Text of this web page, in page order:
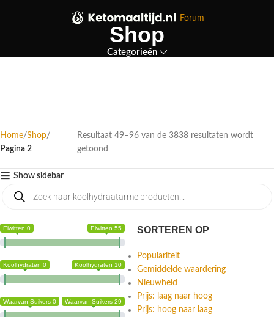
Forum
Shop
Categorieën
Home Shop
Pagina 2
Resultaat 49–96 van de 3838 resultaten wordt
getoond
Show sidebar
Eiwitten 0 Eiwitten 55
Koolhydraten 0 Koolhydraten 10
Waarvan Suikers 0 Waarvan Suikers 29
SORTEREN OP
Populariteit
Gemiddelde waardering
Nieuwheid
Prijs: laag naar hoog
Prijs: hoog naar laag